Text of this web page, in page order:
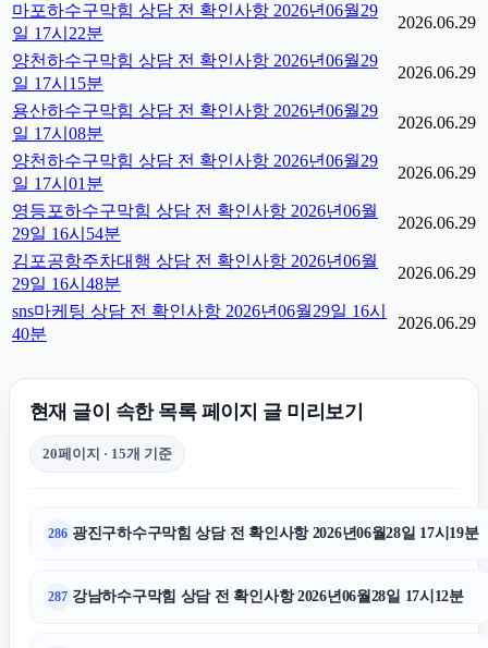
마포하수구막힘 상담 전 확인사항 2026년06월29
일 17시22분
2026.06.29
양천하수구막힘 상담 전 확인사항 2026년06월29
일 17시15분
2026.06.29
용산하수구막힘 상담 전 확인사항 2026년06월29
일 17시08분
2026.06.29
양천하수구막힘 상담 전 확인사항 2026년06월29
일 17시01분
2026.06.29
영등포하수구막힘 상담 전 확인사항 2026년06월
29일 16시54분
2026.06.29
김포공항주차대행 상담 전 확인사항 2026년06월
29일 16시48분
2026.06.29
sns마케팅 상담 전 확인사항 2026년06월29일 16시
40분
2026.06.29
현재 글이 속한 목록 페이지 글 미리보기
20페이지 · 15개 기준
286 광진구하수구막힘 상담 전 확인사항 2026년06월28일 17시19분
287 강남하수구막힘 상담 전 확인사항 2026년06월28일 17시12분